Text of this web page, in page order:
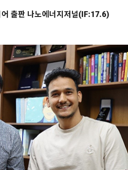
출판 나노에너지저널(IF:17.6)